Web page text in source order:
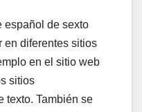
español de sexto
en diferentes sitios
en el sitio web
sitios
texto. También se